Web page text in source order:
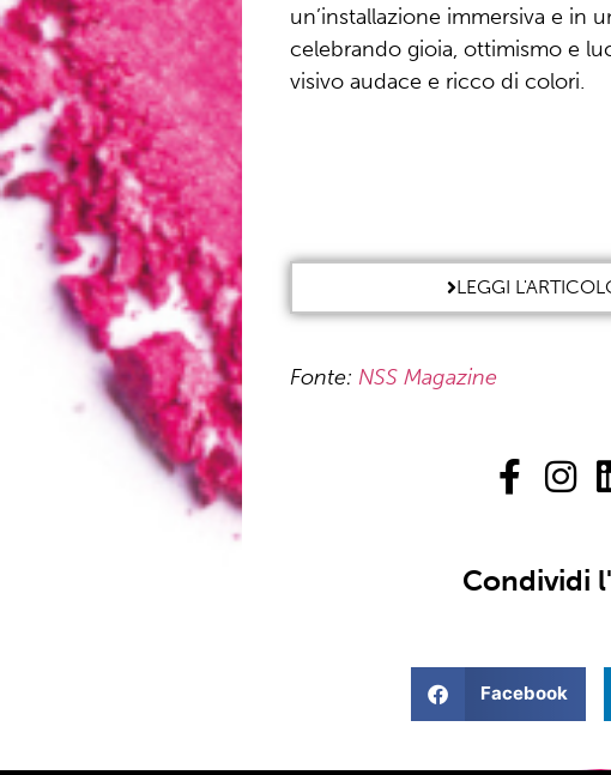
un’installazione immersiva e in
celebrando gioia, ottimismo e
visivo audace e ricco di colori.
LEGGI
Fonte: NSS Magazine
Condividi
Facebook